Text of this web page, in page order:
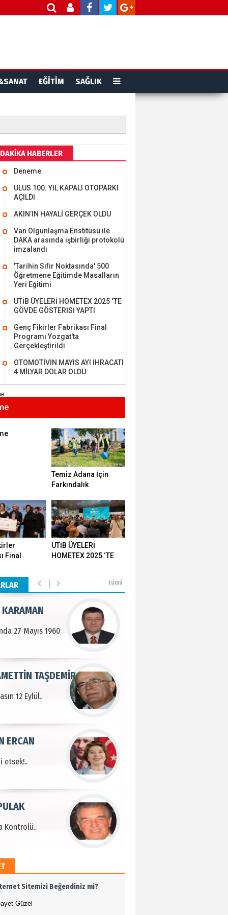
EĞİTİM SAĞLIK
HABERLER
Deneme
ULUS 100. YIL KAPALI OTOPARKI
AÇILDI
AKIN’IN HAYALİ GERÇEK OLDU
Van Olgunlaşma Enstitüsü ile
DAKA arasında işbirliği protokolü
imzalandı
'Tarihin Sıfır Noktasında' 500
Öğretmene Eğitimde Masalların
Yeri Eğitimi
UTİB ÜYELERİ HOMETEX 2025 ‘TE
GÖVDE GÖSTERİSİ YAPTI
Genç Fikirler Fabrikası Final
Programı Yozgat'ta
Gerçekleştirildi
OTOMOTİVİN MAYIS AYI İHRACATI
4 MİLYAR DOLAR OLDU
Temiz Adana İçin
Farkındalık
Final
UTİB ÜYELERİ
HOMETEX 2025 ‘TE
tümü
Bilim İnsanı Tosun
Saygı..
ÖZDEMİR
- Sağlık turizminde
BULUZ
Ulusumuz:
KEMAL ZEYBEK
Köy
27 Mayıs 1960
12 Eylül..
TAŞDEMİR
etsek!..
ERCAN
Kontrolü..
Bilim İnsanı Tosun
Saygı..
ÖZDEMİR
Sitemizi Beğendiniz mi?
Güzel